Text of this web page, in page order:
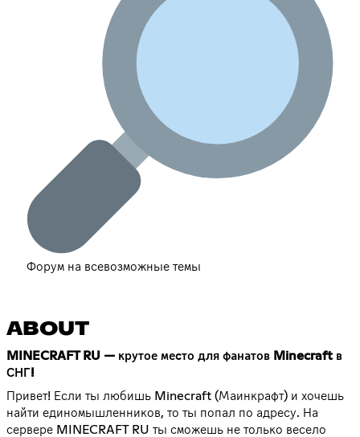
Форум на всевозможные темы
ABOUT
MINECRAFT RU — крутое место для фанатов Minecraft в
СНГ!
Привет! Если ты любишь Minecraft (Маинкрафт) и хочешь
найти единомышленников, то ты попал по адресу. На
сервере MINECRAFT RU ты сможешь не только весело